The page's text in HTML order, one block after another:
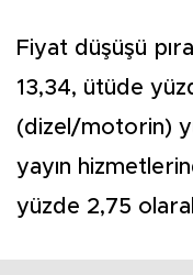
Fiyat düşüşü
13,34, ütüde
(dizel/motorin)
yayın
yüzde 2,75